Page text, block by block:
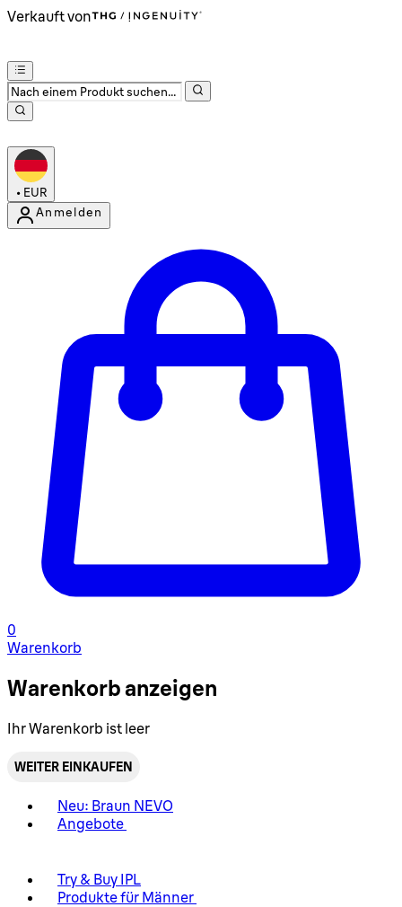
Verkauft von
• EUR
Anmelden
0
Warenkorb
Warenkorb anzeigen
Ihr Warenkorb ist leer
WEITER EINKAUFEN
Neu: Braun NEVO
Angebote
Try & Buy IPL
Produkte für Männer